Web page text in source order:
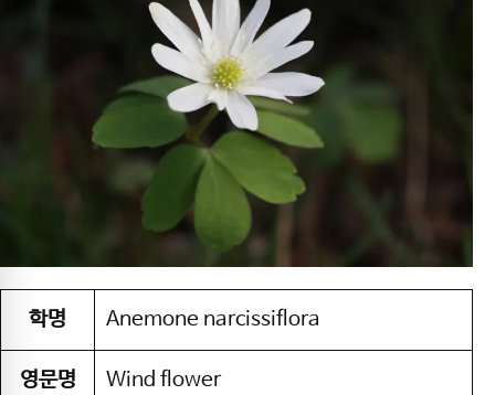
학명 Anemone narcissiflora
영문명 Wind flower